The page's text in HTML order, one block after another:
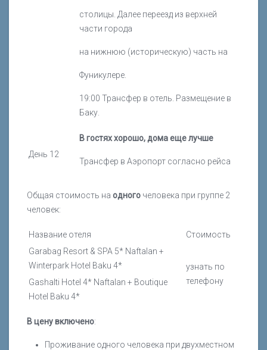
столицы. Далее переезд из верхней
части города
на нижнюю (историческую) часть на
Фуникулере.
19:00 Трансфер в отель. Размещение в
Баку.
День 12
В гостях хорошо, дома еще лучше
Трансфер в Аэропорт согласно рейса
Общая стоимость на одного человека при группе 2
человек:
Название отеля
Стоимость
Garabag Resort & SPA 5* Naftalan +
Winterpark Hotel Baku 4*
узнать по
телефону
Gashalti Hotel 4* Naftalan + Boutique
Hotel Baku 4*
В цену включено:
Проживание одного человека при двухместном